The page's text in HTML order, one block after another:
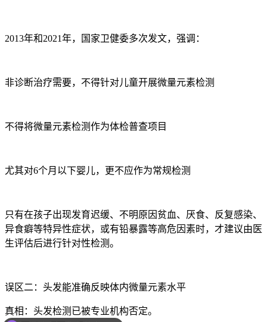
2013年和2021年，国家卫健委多次发文，强调：
非诊断治疗需要，不得针对儿童开展微量元素检测
不得将微量元素检测作为体检普查项目
尤其对6个月以下婴儿，更不应作为常规检测
只有在孩子出现发育迟缓、不明原因贫血、厌食、反复感染、
异食癖等特异性症状，或有铅暴露等高危因素时，才建议由医
生评估后进行针对性检测。
误区二：头发能准确反映体内微量元素水平
真相：头发检测已被专业机构否定。